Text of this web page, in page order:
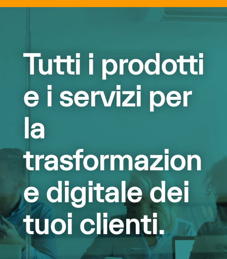
Tutti i prodotti
e i servizi per
la
trasformazion
e digitale dei
tuoi clienti.